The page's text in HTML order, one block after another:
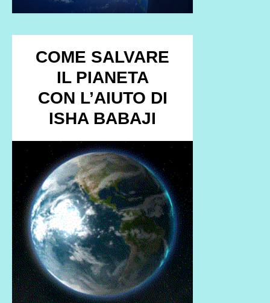
COME SALVARE
IL PIANETA
CON L’AIUTO DI
ISHA BABAJI